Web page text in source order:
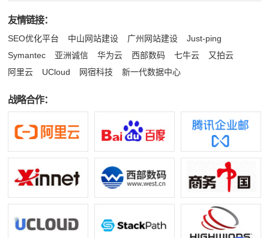
友情链接：
SEO优化平台 中山网站建设 广州网站建设
Just-ping
Symantec
亚洲诚信 华为云 西部数码 七牛云
又拍云
阿里云
UCloud 网宿科技 新一代数据中心
战略合作：